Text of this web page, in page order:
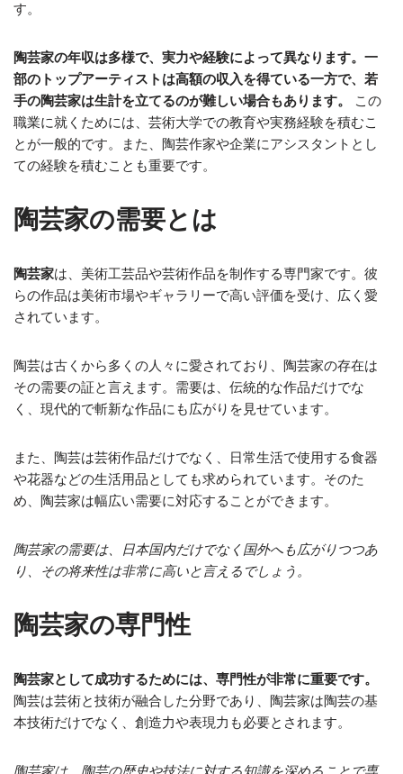
す。
陶芸家の年収は多様で、実力や経験によって異なります。一
部のトップアーティストは高額の収入を得ている一方で、若
手の陶芸家は生計を立てるのが難しい場合もあります。
この
職業に就くためには、芸術大学での教育や実務経験を積むこ
とが一般的です。また、陶芸作家や企業にアシスタントとし
ての経験を積むことも重要です。
陶芸家の需要とは
陶芸家は、美術工芸品や芸術作品を制作する専門家です。彼
らの作品は美術市場やギャラリーで高い評価を受け、広く愛
されています。
陶芸は古くから多くの人々に愛されており、陶芸家の存在は
その需要の証と言えます。需要は、伝統的な作品だけでな
く、現代的で斬新な作品にも広がりを見せています。
また、陶芸は芸術作品だけでなく、日常生活で使用する食器
や花器などの生活用品としても求められています。そのた
め、陶芸家は幅広い需要に対応することができます。
陶芸家の需要は、日本国内だけでなく国外へも広がりつつあ
り、その将来性は非常に高いと言えるでしょう。
陶芸家の専門性
陶芸家として成功するためには、専門性が非常に重要です。
陶芸は芸術と技術が融合した分野であり、陶芸家は陶芸の基
本技術だけでなく、創造力や表現力も必要とされます。
陶芸家は、陶芸の歴史や技法に対する知識を深めることで専